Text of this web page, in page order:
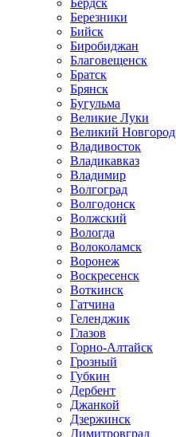
Бердск
Березники
Бийск
Биробиджан
Благовещенск
Братск
Брянск
Бугульма
Великие Луки
Великий Новгород
Владивосток
Владикавказ
Владимир
Волгоград
Волгодонск
Волжский
Вологда
Волоколамск
Воронеж
Воскресенск
Воткинск
Гатчина
Геленджик
Глазов
Горно-Алтайск
Грозный
Губкин
Дербент
Джанкой
Дзержинск
Димитровград